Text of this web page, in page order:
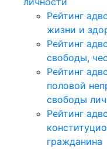
Рейтинг
жизни и
Рейтинг
свободы,
Рейтинг
половой
свободы
Рейтинг
гражданина